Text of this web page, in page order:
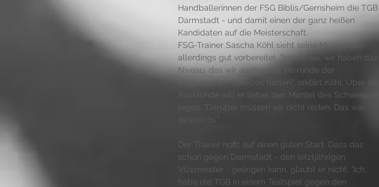
Handballerinnen der FSG Biblis/Gernsheim die TGB
Darmstadt - und damit einen der ganz heißen
Kandidaten auf die Meisterschaft.
FSG-Trainer Sascha Köhl sieht seine Mannschaft
allerdings gut vorbereitet. "Ich denke, wir haben das
Niveau, das wir auch in der Hinrunde der
vergangenen Spielzeit hatten", erklärt Köhl. Über die
Rückrunde will er lieber den Mantel des Schweigens
legen. "Darüber müssen wir nicht reden. Das war
desaströs."
Der Trainer hofft auf einen guten Start. Dass das
schon gegen Darmstadt - den letztjährigen
Vizemeister - gelingen kann, glaubt er nicht. "Ich
habe die TGB in einem Testspiel gegen den